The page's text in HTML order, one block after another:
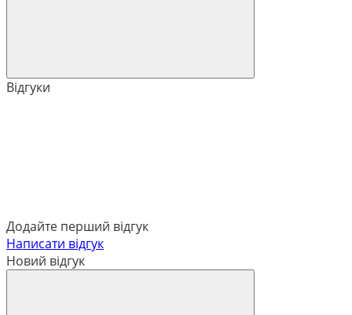
Відгуки
Додайте перший відгук
Написати відгук
Новий відгук